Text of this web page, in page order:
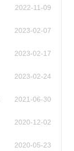
2022-11-09
2023-02-07
2023-02-17
2023-02-24
2021-06-30
2020-12-02
2020-05-23